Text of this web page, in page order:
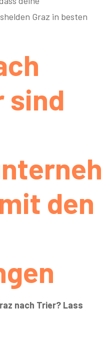
Graz in besten
sind
den
nach Trier? Lass